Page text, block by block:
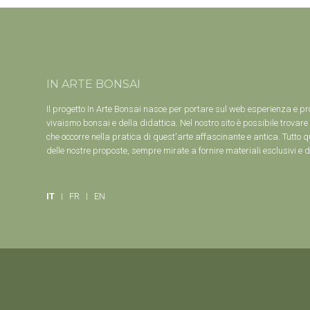
IN ARTE BONSAI
Il progetto In Arte Bonsai nasce per portare sul web esperienza e
vivaismo bonsai e della didattica. Nel nostro sito è possibile
che occorre nella pratica di quest'arte affascinante e antica. Tutto
delle nostre proposte, sempre mirate a fornire materiali esclusivi e
IT FR EN